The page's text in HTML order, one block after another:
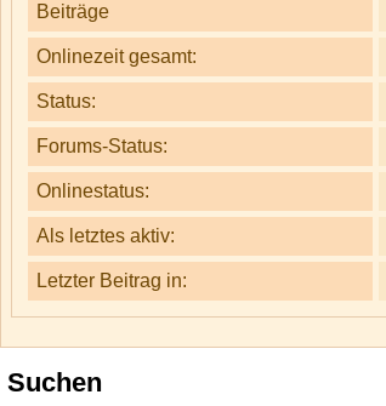
Beiträge
Onlinezeit gesamt:
Status:
Forums-Status:
Onlinestatus:
Als letztes aktiv:
Letzter Beitrag in:
Suchen